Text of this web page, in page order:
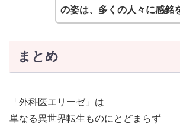
の姿は、多くの人々に感銘
まとめ
「外科医エリーゼ」は
単なる異世界転生ものにとどまらず